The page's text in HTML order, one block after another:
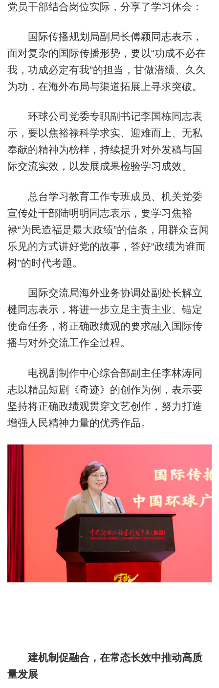
党员干部结合岗位实际，分享了学习体会：
国际传播规划局副局长傅颖同志表示，
面对复杂的国际传播形势，要以“功成不必在
我，功成必定有我”的担当，甘做潜绩、久久
为功，在海外布局与渠道拓展上寻求突破。
环球公司党委专职副书记李国栋同志表
示，要以焦裕禄科学求实、迎难而上、无私
奉献的精神为榜样，持续提升对外发稿与国
际交流实效，以发展成果检验学习成效。
总台学习教育工作专班成员、机关党委
宣传处干部陆明明同志表示，要学习焦裕
禄“为民造福是最大政绩”的信条，用群众喜闻
乐见的方式讲好党的故事，答好“政绩为谁而
树”的时代考题。
国际交流局海外业务协调处副处长解立
楗同志表示，将进一步立足主责主业、锚定
使命任务，将正确政绩观的要求融入国际传
播与对外交流工作全过程。
电视剧制作中心综合部副主任李林涛同
志以精品短剧《奇迹》的创作为例，表示要
坚持将正确政绩观贯穿文艺创作，努力打造
增强人民精神力量的优秀作品。
建机制促融合，在常态长效中推动高质
量发展